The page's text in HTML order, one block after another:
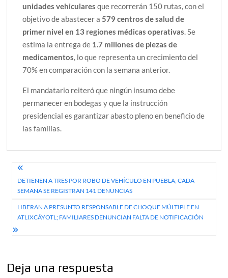
unidades vehiculares que recorrerán 150 rutas, con el
objetivo de abastecer a579 centros de salud de
primer nivel en 13 regiones médicas operativas. Se
estima la entrega de 1.7 millones de piezas de
medicamentos, lo que representa un crecimiento del
70% en comparación con la semana anterior.
El mandatario reiteró que ningún insumo debe
permanecer en bodegas y que la instrucción
presidencial es garantizar abasto pleno en beneficio de
las familias.
Navegación
de
entradas
DETIENEN A TRES POR ROBO DE VEHÍCULO EN PUEBLA; CADA
SEMANA SE REGISTRAN 141 DENUNCIAS
LIBERAN A PRESUNTO RESPONSABLE DE CHOQUE MÚLTIPLE EN
ATLIXCÁYOTL; FAMILIARES DENUNCIAN FALTA DE NOTIFICACIÓN
Deja una respuesta